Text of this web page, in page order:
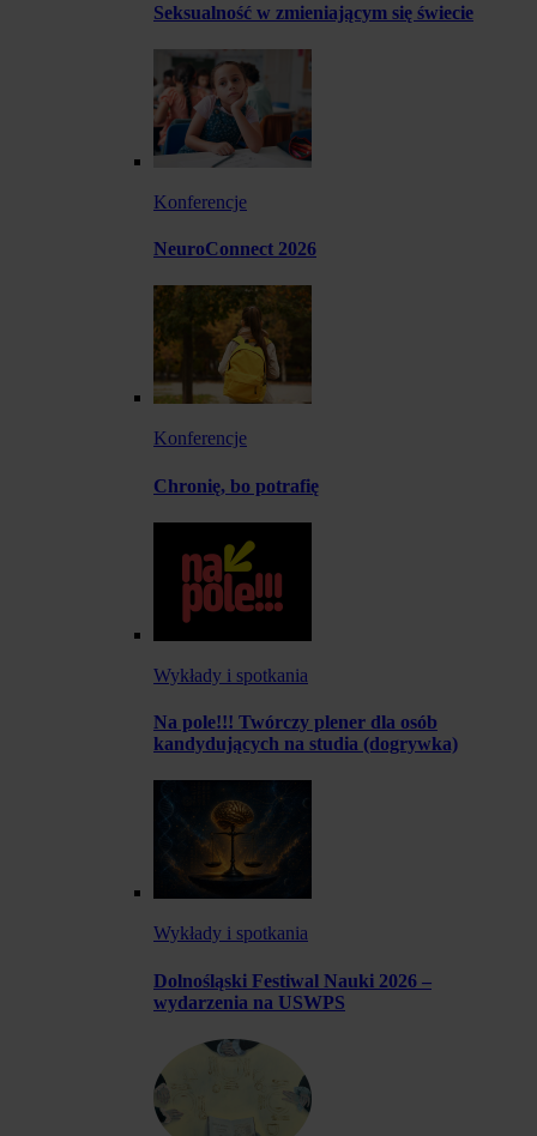
Seksualność w zmieniającym się świecie
Konferencje
NeuroConnect 2026
Konferencje
Chronię, bo potrafię
Wykłady i spotkania
Na pole!!! Twórczy plener dla osób
kandydujących na studia (dogrywka)
Wykłady i spotkania
Dolnośląski Festiwal Nauki 2026 –
wydarzenia na USWPS